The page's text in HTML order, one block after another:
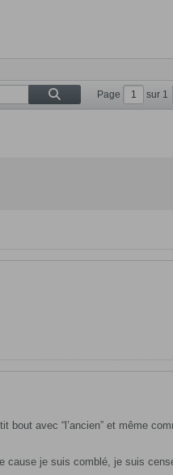
Page sur 1
bout avec “l’ancien” et même
cause je suis comblé, je suis